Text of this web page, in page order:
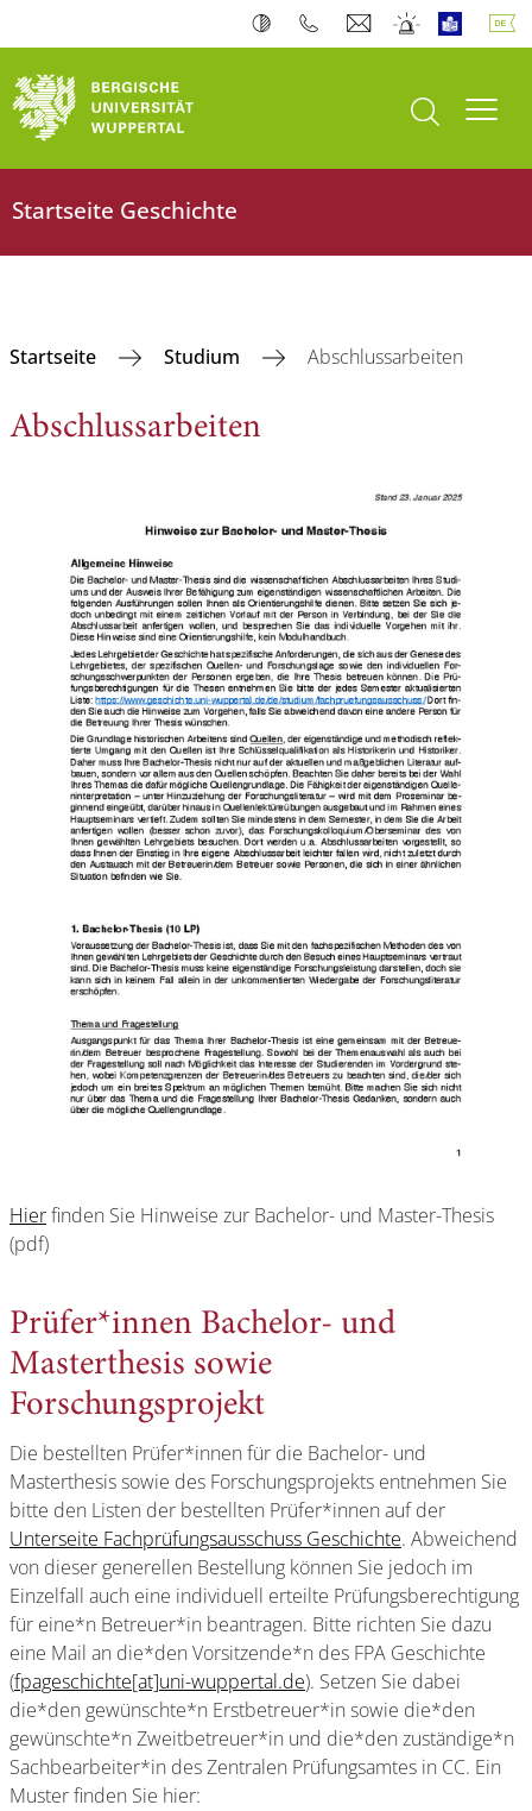
Suche öffnen
Startseite Geschichte
Startseite Studium Abschlussarbeiten
Abschlussarbeiten
Hierfinden Sie Hinweise zur Bachelor- und Master-Thesis
(pdf)
Prüfer*innen Bachelor- und
Masterthesis sowie
Forschungsprojekt
Die bestellten Prüfer*innen für die Bachelor- und
Masterthesis sowie des Forschungsprojekts entnehmen Sie
bitte den Listen der bestellten Prüfer*innen auf der
Unterseite Fachprüfungsausschuss Geschichte. Abweichend
von dieser generellen Bestellung können Sie jedoch im
Einzelfall auch eine individuell erteilte Prüfungsberechtigung
für eine*n Betreuer*in beantragen. Bitte richten Sie dazu
eine Mail an die*den Vorsitzende*n des FPA Geschichte
(fpageschichte[at]uni-wuppertal.de). Setzen Sie dabei
die*den gewünschte*n Erstbetreuer*in sowie die*den
gewünschte*n Zweitbetreuer*in und die*den zuständige*n
Sachbearbeiter*in des Zentralen Prüfungsamtes in CC. Ein
Muster finden Sie hier: